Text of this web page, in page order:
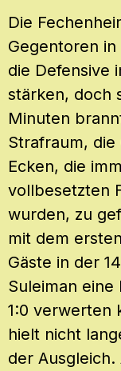
Die
Gegentoren
die Defensive
stärken, doch
Minuten
Strafraum,
Ecken, die
vollbesetzten
wurden, zu
mit dem
Gäste in der
Suleiman
1:0 verwerten
hielt nicht
der